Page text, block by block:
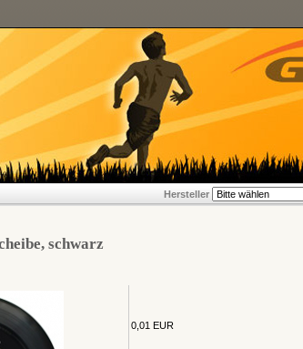
Hersteller
schwarz
0,01 EUR